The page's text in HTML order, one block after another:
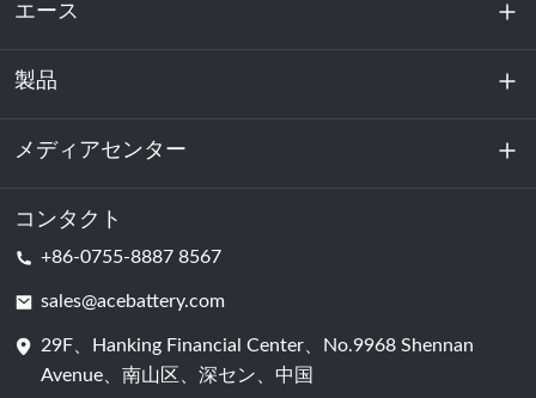
エース
私たちに関しては
持続可能性
製品
エネルギー貯蔵
データセンターおよびサーバー室
バッテリーセル
メディアセンター
ニュース
コンタクト
+86-0755-8887 8567
sales@acebattery.com
29F、Hanking Financial Center、No.9968 Shennan
Avenue、南山区、深セン、中国